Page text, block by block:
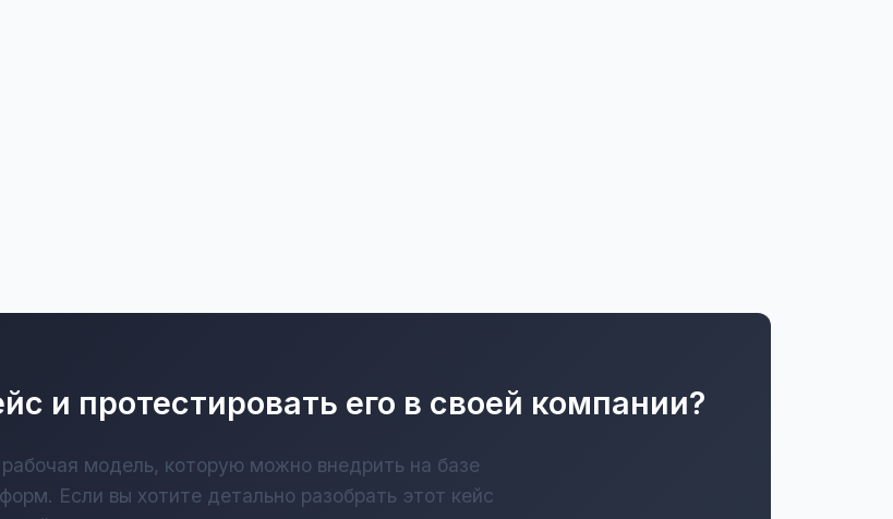
и протестировать его в своей компании?
модель, которую можно внедрить на базе
Если вы хотите детально разобрать этот кейс